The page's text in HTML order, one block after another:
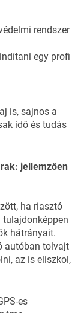
rendszer
egy profi
is, sajnos a
idő és tudás
jellemzően
ha riasztó
tulajdonképpen
hátrányait.
autóban tolvajt
az is eliszkol,
es